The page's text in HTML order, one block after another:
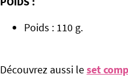
Poids : 110 g.
Découvrez aussi leset